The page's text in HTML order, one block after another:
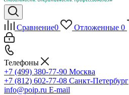
Сравнение0 Отложенные 0
Телефоны
+7 (499) 380-77-90 Москва
+7 (812) 602-77-08 Санкт-Петербург
info@poip.ru E-mail